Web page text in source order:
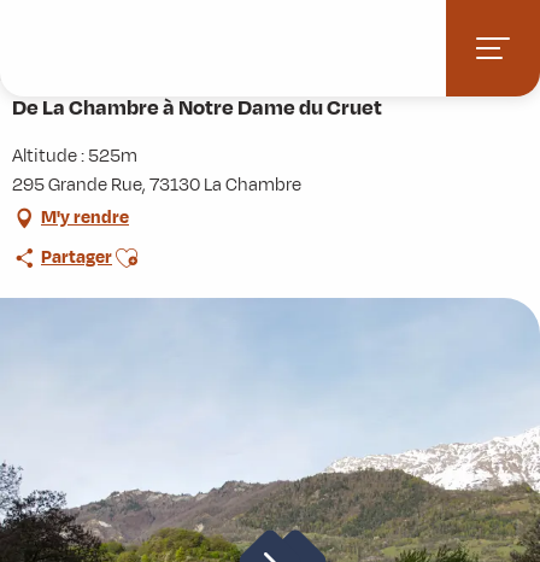
principal
De La Chambre à Notre Dame du Cruet
Altitude : 525m
295 Grande Rue, 73130 La Chambre
M'y rendre
PartagerAjouter aux favoris